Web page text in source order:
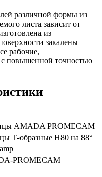
различной формы из
листа зависит от
из
закалены
рабочие,
повышенной точностью
AMADA PROMECAM
Т-образные H80 на 88°
PROMECAM